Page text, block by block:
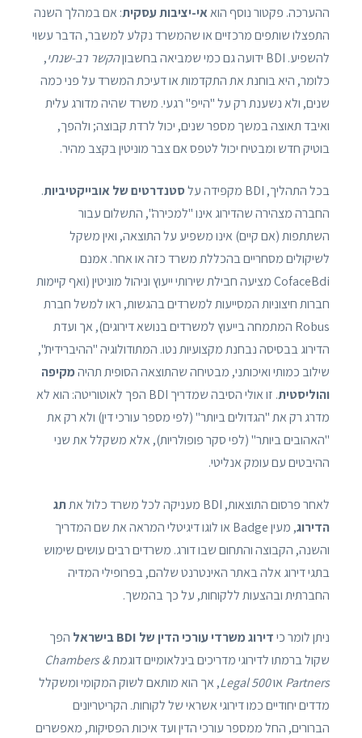
ההערכה. פקטור נוסף הואאי-יציבות עסקית: אם במהלך השנה
התפצלו שותפים מרכזיים או שהמשרד נקלע למשבר, הדבר עשוי
להשפיע. BDI ידועה גם כמי שמביאה בחשבון
הקשר רב-שנתי,
כלומר, היא בוחנת את התקדמות או דעיכת המשרד על פני כמה
שנים, ולא נשענת רק על "הייפ" רגעי. משרד שהיה מדורג עלית
ואיבד תאוצה במשך מספר שנים, יכול לרדת קבוצה; ולהפך,
בוטיק חדש ומבטיח יכול לטפס אם צבר מוניטין בקצב מהיר.
בכל התהליך, BDI מקפידה על סטנדרטים של אובייקטיביות.
החברה מצהירה שהדירוג אינו "למכירה", התשלום עבור
השתתפות (אם קיים) אינו משפיע על התוצאה, ואין משקל
לשיקולים מסחריים בהכללת משרד כזה או אחר. אמנם
CofaceBdi מציעה חבילת שירותי ייעוץ וניהול מוניטין (ואף קיימות
חברות חיצוניות המסייעות למשרדים בהגשות, ראו למשל חברת
Robus המתמחה בייעוץ למשרדים בנושא דירוגים), אך ועדת
הדירוג בבסיסה נבחנת מקצועיות נטו. המתודולוגיה "ההיברידית",
שילוב כמותי ואיכותני, מבטיחה שהתוצאה הסופית תהיהמקיפה
והוליסטית
. זו אולי הסיבה שמדריך BDI הפך לאוטוריטה: הוא לא
מדרג רק את "הגדולים ביותר" (לפי מספר עורכי דין) ולא רק את
"האהובים ביותר" (לפי סקר פופולריות), אלא משקלל את שני
ההיבטים עם עומק אנליטי.
לאחר פרסום התוצאות, BDI מעניקה לכל משרד כלול את
תג
הדירוג
, מעין Badge או לוגו דיגיטלי המראה את שם המדריך
והשנה, הקבוצה והתחום שבו דורג. משרדים רבים עושים שימוש
בתגי דירוג אלה באתר האינטרנט שלהם, בפרופילי המדיה
החברתית ובהצעות ללקוחות, על כך בהמשך.
ניתן לומר כידירוג משרדי עורכי הדין של BDI בישראל
הפך
שקול ברמתו לדירוגי מדריכים בינלאומיים דוגמתChambers &
Partners אוLegal 500, אך הוא מותאם לשוק המקומי ומשקלל
מדדים יחודיים כמו דירוגי אשראי של לקוחות. הקריטריונים
הברורים, החל ממספר עורכי הדין ועד איכות הפסיקות, מאפשרים